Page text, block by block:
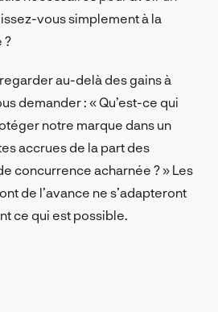
vous simplement à la
?
au-delà des gains à
demander : « Qu’est-ce qui
notre marque dans un
accrues de la part des
concurrence acharnée ? » Les
de l’avance ne s’adapteront
ce qui est possible.